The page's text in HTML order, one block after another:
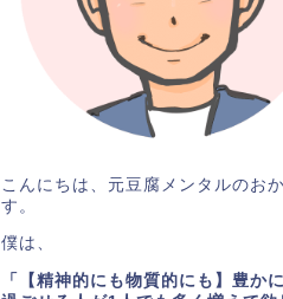
こんにちは、元豆腐メンタルのお
す。
僕は、
「【精神的にも物質的にも】豊か